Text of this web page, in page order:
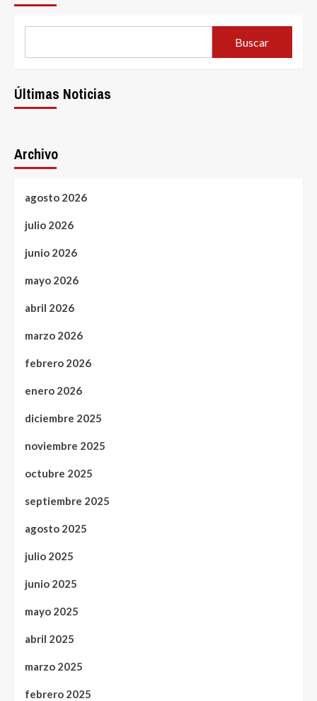
сертифицированном
казино
Buscar
Últimas Noticias
Archivo
agosto 2026
julio 2026
junio 2026
mayo 2026
abril 2026
marzo 2026
febrero 2026
enero 2026
diciembre 2025
noviembre 2025
octubre 2025
septiembre 2025
agosto 2025
julio 2025
junio 2025
mayo 2025
abril 2025
marzo 2025
febrero 2025